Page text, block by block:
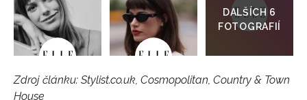
galerie
Zdroj článku: Stylist.co.uk, Cosmopolitan, Country & Town
House